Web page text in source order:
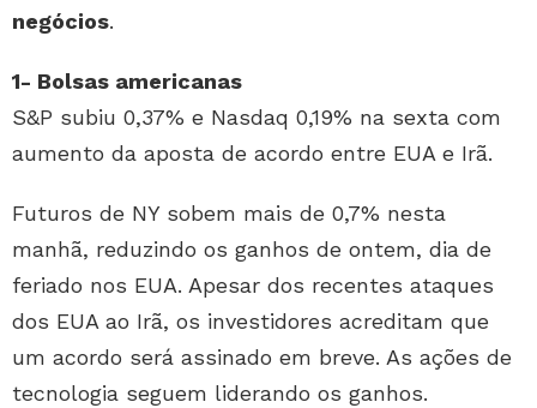
negócios.
1- Bolsas americanas
S&P subiu 0,37% e Nasdaq 0,19% na sexta com
aumento da aposta de acordo entre EUA e Irã.
Futuros de NY sobem mais de 0,7% nesta
manhã, reduzindo os ganhos de ontem, dia de
feriado nos EUA. Apesar dos recentes ataques
dos EUA ao Irã, os investidores acreditam que
um acordo será assinado em breve. As ações de
tecnologia seguem liderando os ganhos.